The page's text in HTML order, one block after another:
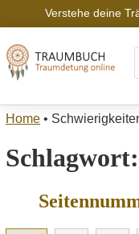
Verstehe deine
Home •
Schlagwort: